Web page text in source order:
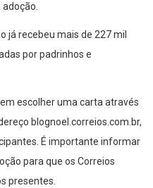
já recebeu mais de 227 mil
por padrinhos e
escolher uma carta através
blognoel.correios.com.br,
É importante informar
para que os Correios
presentes.